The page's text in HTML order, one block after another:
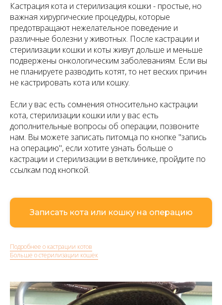
Кастрация кота и стерилизация кошки - простые, но
важная хирургические процедуры, которые
предотвращают нежелательное поведение и
различные болезни у животных. После кастрации и
стерилизации кошки и коты живут дольше и меньше
подвержены онкологическим заболеваниям. Если вы
не планируете разводить котят, то нет веских причин
не кастрировать кота или кошку.
Если у вас есть сомнения относительно кастрации
кота, стерилизации кошки или у вас есть
дополнительные вопросы об операции, позвоните
нам. Вы можете записать питомца по кнопке "запись
на операцию", если хотите узнать больше о
кастрации и стерилизации в ветклинике, пройдите по
ссылкам под кнопкой.
Записать кота или кошку на операцию
Подробнее о кастрации котов
Больше о стерилизации кошек